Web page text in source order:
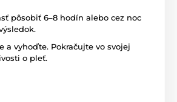
pôsobiť 6–8 hodín alebo cez noc
a vyhoďte. Pokračujte vo svojej
o pleť.